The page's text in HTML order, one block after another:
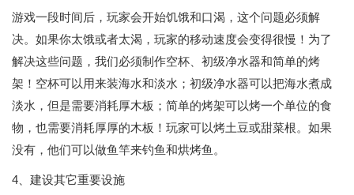
游戏一段时间后，玩家会开始饥饿和口渴，这个问题必须解
决。如果你太饿或者太渴，玩家的移动速度会变得很慢！为了
解决这些问题，我们必须制作空杯、初级净水器和简单的烤
架！空杯可以用来装海水和淡水；初级净水器可以把海水煮成
淡水，但是需要消耗厚木板；简单的烤架可以烤一个单位的食
物，也需要消耗厚厚的木板！玩家可以烤土豆或甜菜根。如果
没有，他们可以做鱼竿来钓鱼和烘烤鱼。
4、建设其它重要设施